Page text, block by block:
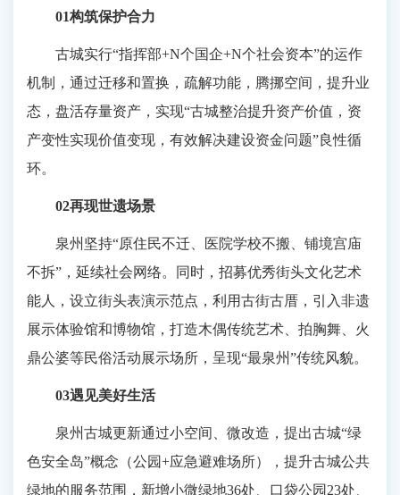
01构筑保护合力
古城实行“指挥部+N个国企+N个社会资本”的运作
机制，通过迁移和置换，疏解功能，腾挪空间，提升业
态，盘活存量资产，实现“古城整治提升资产价值，资
产变性实现价值变现，有效解决建设资金问题”良性循
环。
02再现世遗场景
泉州坚持“原住民不迁、医院学校不搬、铺境宫庙
不拆”，延续社会网络。同时，招募优秀街头文化艺术
能人，设立街头表演示范点，利用古街古厝，引入非遗
展示体验馆和博物馆，打造木偶传统艺术、拍胸舞、火
鼎公婆等民俗活动展示场所，呈现“最泉州”传统风貌。
03遇见美好生活
泉州古城更新通过小空间、微改造，提出古城“绿
色安全岛”概念（公园+应急避难场所），提升古城公共
绿地的服务范围，新增小微绿地36处、口袋公园23处、